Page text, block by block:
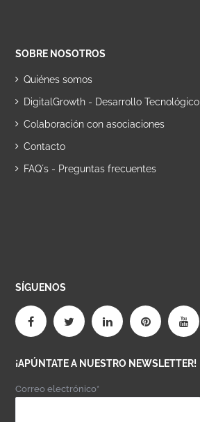
SOBRE NOSOTROS
Quiénes somos
DigitalGrowth - Desarrollo Tecnológico
Colaboración con asociaciones
Contacto
FAQ´s - Preguntas frecuentes
SÍGUENOS
¡APÚNTATE A NUESTRO NEWSLETTER!
Correo electrónico*